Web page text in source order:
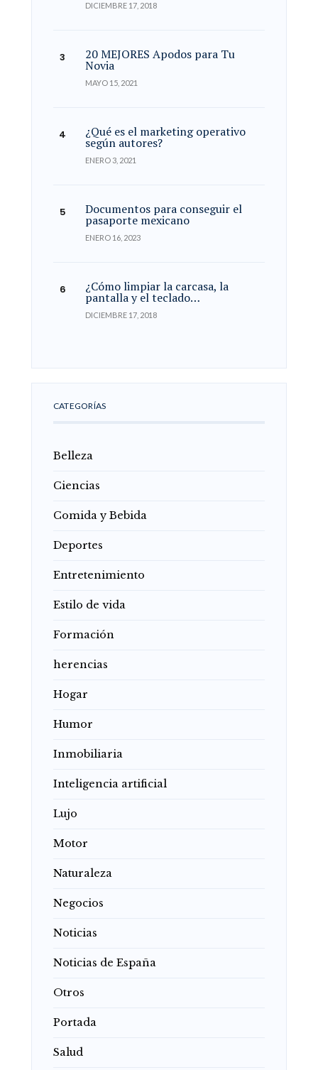
DICIEMBRE 17, 2018
20 MEJORES Apodos para Tu
Novia
MAYO 15, 2021
¿Qué es el marketing operativo
según autores?
ENERO 3, 2021
Documentos para conseguir el
pasaporte mexicano
ENERO 16, 2023
¿Cómo limpiar la carcasa, la
pantalla y el teclado…
DICIEMBRE 17, 2018
CATEGORÍAS
Belleza
Ciencias
Comida y Bebida
Deportes
Entretenimiento
Estilo de vida
Formación
herencias
Hogar
Humor
Inmobiliaria
Inteligencia artificial
Lujo
Motor
Naturaleza
Negocios
Noticias
Noticias de España
Otros
Portada
Salud